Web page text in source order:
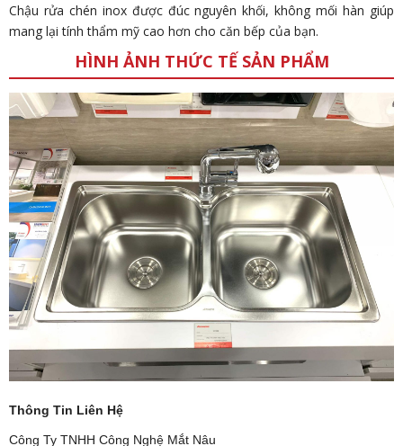
Chậu rửa chén inox được đúc nguyên khối, không mối hàn giúp
mang lại tính thẩm mỹ cao hơn cho căn bếp của bạn.
HÌNH ẢNH THỨC TẾ SẢN PHẨM
Thông Tin Liên Hệ
Công Ty TNHH Công Nghệ Mắt Nâu